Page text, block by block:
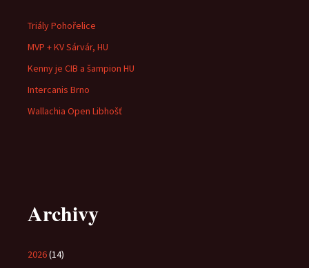
Triály Pohořelice
MVP + KV Sárvár, HU
Kenny je CIB a šampion HU
Intercanis Brno
Wallachia Open Libhošť
Archivy
2026(14)